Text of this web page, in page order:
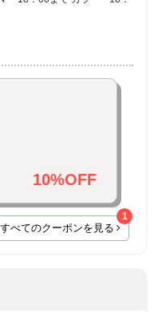
10%OFF
すべてのクーポンを見る
1